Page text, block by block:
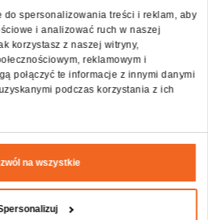
do spersonalizowania treści i reklam, aby
i analizować ruch w naszej
korzystasz z naszej witryny,
reklamowym i
połączyć te informacje z innymi danymi
podczas korzystania z ich
na wszystkie
podczas intensywnej eksploatacji.
w gniazda montażowe FastLock
omega, umożliwiające szybki i
scenicznych oraz integrację
scenicznymi i instalacjami
w Polsce zgodnie z
Flash-Butrym, gwarantując
wieloobwodowe
zasilanie urządzeń
niezależnie – pełna separacja